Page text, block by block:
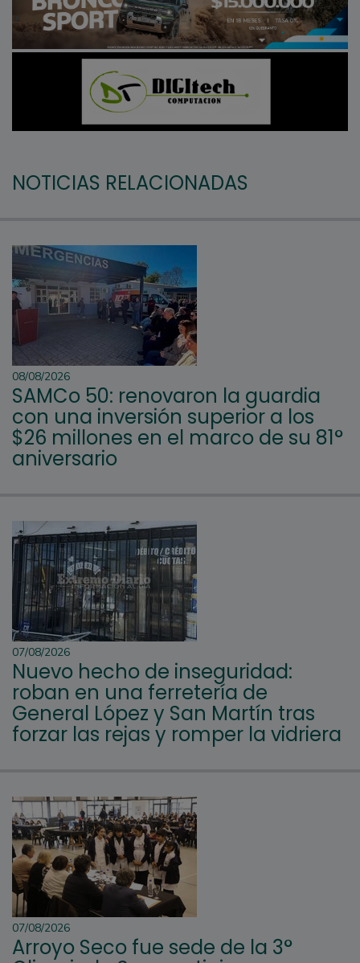
NOTICIAS RELACIONADAS
08/08/2026
SAMCo 50: renovaron la guardia
con una inversión superior a los
$26 millones en el marco de su 81°
aniversario
07/08/2026
Nuevo hecho de inseguridad:
roban en una ferretería de
General López y San Martín tras
forzar las rejas y romper la vidriera
07/08/2026
Arroyo Seco fue sede de la 3°